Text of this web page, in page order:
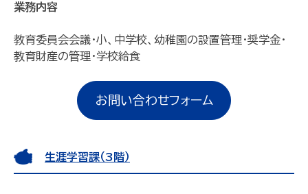
業務内容
教育委員会会議・小、中学校、幼稚園の設置管理・奨学金・
教育財産の管理・学校給食
お問い合わせフォーム
生涯学習課（3階）